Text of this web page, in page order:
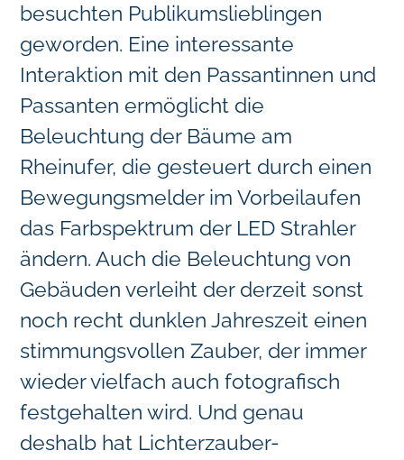
besuchten Publikumslieblingen
geworden. Eine interessante
Interaktion mit den Passantinnen und
Passanten ermöglicht die
Beleuchtung der Bäume am
Rheinufer, die gesteuert durch einen
Bewegungsmelder im Vorbeilaufen
das Farbspektrum der LED Strahler
ändern. Auch die Beleuchtung von
Gebäuden verleiht der derzeit sonst
noch recht dunklen Jahreszeit einen
stimmungsvollen Zauber, der immer
wieder vielfach auch fotografisch
festgehalten wird. Und genau
deshalb hat Lichterzauber-